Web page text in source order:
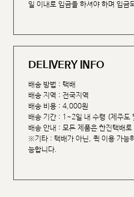
일 이내로 입금을 하셔야 하며 입금
DELIVERY INFO
배송 방법 : 택배
배송 지역 : 전국지역
배송 비용 : 4,000원
배송 기간 : 1~2일 내 수령 (제주도
배송 안내 : 모든 제품은 한진택배로
※기타 : 택배가 아닌, 퀵 이용 가능
능합니다.